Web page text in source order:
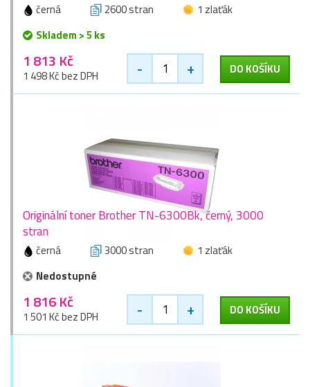
černá 2600 stran
1 zlaťák
Skladem > 5 ks
1 813 Kč
1 498 Kč bez DPH - + DO KOŠÍKU
Originální toner Brother TN-6300Bk, černý, 3000
stran
černá 3000 stran
1 zlaťák
Nedostupné
1 816 Kč
1 501 Kč bez DPH - + DO KOŠÍKU